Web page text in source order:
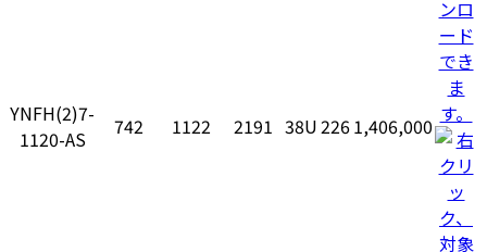
742 2191 38U
YNFH(2)7-
1120-AS
1122 2261,406,000